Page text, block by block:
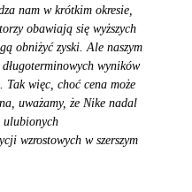
nam w krótkim okresie,
obawiają się wyższych
obniżyć zyski. Ale naszym
wyników
Tak więc, choć cena może
uważamy, że Nike nadal
ulubionych
wzrostowych w szerszym